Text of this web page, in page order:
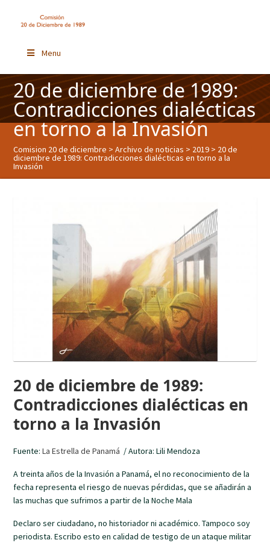
Menu
20 de diciembre de 1989:
Contradicciones dialécticas
en torno a la Invasión
Comision 20 de diciembre >Archivo de noticias > 2019 > 20 de
diciembre de 1989: Contradicciones dialécticas en torno a la
Invasión
20 de diciembre de 1989:
Contradicciones dialécticas en
torno a la Invasión
Fuente:La Estrella de Panamá / Autora: Lili Mendoza
A treinta años de la Invasión a Panamá, el no reconocimiento de la
fecha representa el riesgo de nuevas pérdidas, que se añadirán a
las muchas que sufrimos a partir de la Noche Mala
Declaro ser ciudadano, no historiador ni académico. Tampoco soy
periodista. Escribo esto en calidad de testigo de un ataque militar